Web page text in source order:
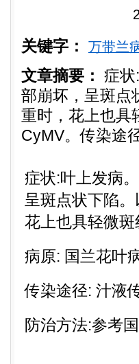
关键字： 万带兰
文章摘要： 症
部崩坏，呈斑点
重时，花上也具
CyMV。传染途
症状:叶上发病
呈斑点状下陷
花上也具轻微斑
病原: 国兰花叶
传染途径: 汁液
防治方法:参考